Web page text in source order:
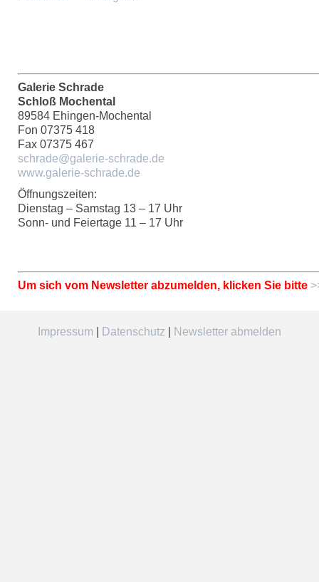
Galerie Schrade
Schloß Mochental
89584 Ehingen-Mochental
Fon 07375 418
Fax 07375 467
schrade@galerie-schrade.de
www.galerie-schrade.de
Öffnungszeiten:
Dienstag – Samstag 13 – 17 Uhr
Sonn- und Feiertage 11 – 17 Uhr
Um sich vom Newsletter abzumelden, klicken Sie bitte
Impressum Datenschutz Newsletter abmelden